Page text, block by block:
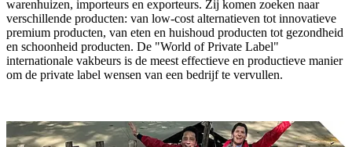
warenhuizen, importeurs en exporteurs. Zij komen zoeken naar
verschillende producten: van low-cost alternatieven tot innovatieve
premium producten, van eten en huishoud producten tot gezondheid
en schoonheid producten. De "World of Private Label"
internationale vakbeurs is de meest effectieve en productieve manier
om de private label wensen van een bedrijf te vervullen.